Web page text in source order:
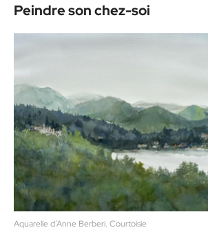
Peindre son chez-soi
Aquarelle d’Anne Berberi. Courtoisie